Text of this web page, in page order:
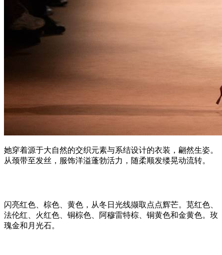
她穿着源于大自然的交织元素与系结设计的衣装，翩然生姿。
从颈带至发丝，服饰洋溢蓬勃活力，随柔顺发缕晃动流转。
闪亮红色、棕色、黄色，从冬日光线撷取点点辉芒。苋红色、
法伦红、火红色、铜棕色、阿穆雷特棕、铜黄色和金黄色。玫
瑰金和月光石。